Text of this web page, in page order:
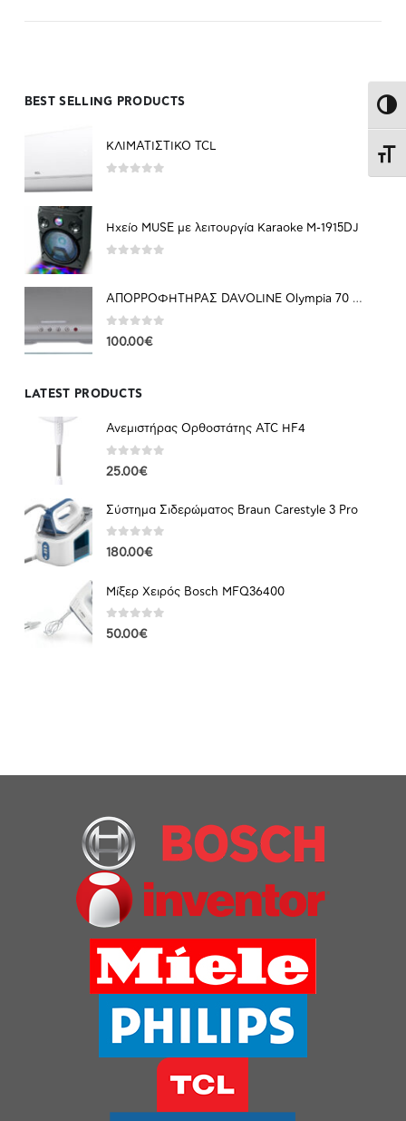
BEST SELLING PRODUCTS
ΚΛΙΜΑΤΙΣΤΙΚΟ TCL
Ηχείο MUSE με λειτουργία Karaoke M-1915DJ
ΑΠΟΡΡΟΦΗΤΗΡΑΣ DAVOLINE Olympia 70 CM
0 out of 5
100.00€
LATEST PRODUCTS
Ανεμιστήρας Ορθοστάτης ATC HF4
0 out of 5
25.00€
Σύστημα Σιδερώματος Braun Carestyle 3 Pro
0out of 5
180.00€
Μίξερ Χειρός Bosch MFQ36400
0out of 5
50.00€